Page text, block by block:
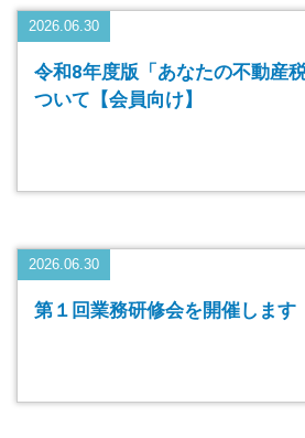
2026.06.30
令和8年度版「あなたの不動産
ついて【会員向け】
2026.06.30
第１回業務研修会を開催します